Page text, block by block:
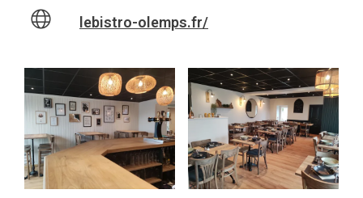
lebistro-olemps.fr/